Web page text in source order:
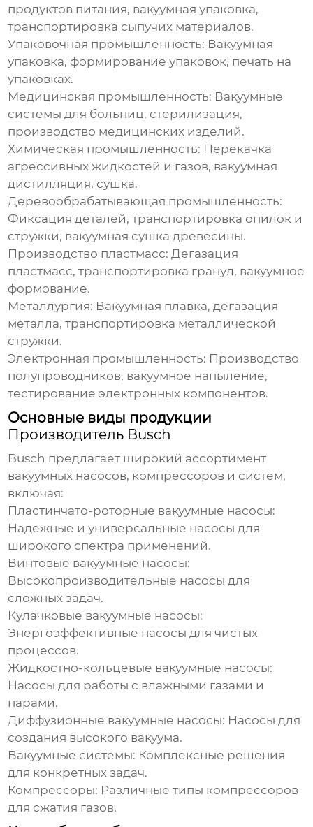
продуктов питания, вакуумная упаковка,
транспортировка сыпучих материалов.
Упаковочная промышленность: Вакуумная
упаковка, формирование упаковок, печать на
упаковках.
Медицинская промышленность: Вакуумные
системы для больниц, стерилизация,
производство медицинских изделий.
Химическая промышленность: Перекачка
агрессивных жидкостей и газов, вакуумная
дистилляция, сушка.
Деревообрабатывающая промышленность:
Фиксация деталей, транспортировка опилок и
стружки, вакуумная сушка древесины.
Производство пластмасс: Дегазация
пластмасс, транспортировка гранул, вакуумное
формование.
Металлургия: Вакуумная плавка, дегазация
металла, транспортировка металлической
стружки.
Электронная промышленность: Производство
полупроводников, вакуумное напыление,
тестирование электронных компонентов.
Основные виды продукции
Производитель Busch
Busch предлагает широкий ассортимент
вакуумных насосов, компрессоров и систем,
включая:
Пластинчато-роторные вакуумные насосы:
Надежные и универсальные насосы для
широкого спектра применений.
Винтовые вакуумные насосы:
Высокопроизводительные насосы для
сложных задач.
Кулачковые вакуумные насосы:
Энергоэффективные насосы для чистых
процессов.
Жидкостно-кольцевые вакуумные насосы:
Насосы для работы с влажными газами и
парами.
Диффузионные вакуумные насосы: Насосы для
создания высокого вакуума.
Вакуумные системы: Комплексные решения
для конкретных задач.
Компрессоры: Различные типы компрессоров
для сжатия газов.